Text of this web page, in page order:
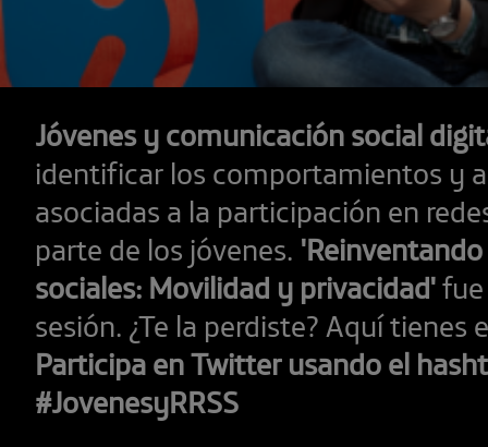
Jóvenes y comunicación social
identificar los comportamientos y
asociadas a la participación en
parte de los jóvenes.
sociales: Movilidad y privacidad'
sesión. ¿Te la perdiste? Aquí tienes
Participa en Twitter usando el
#JovenesyRRSS